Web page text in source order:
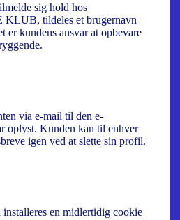
sig hold hos
tildeles et brugernavn
er kundens ansvar at opbevare
via e-mail til den e-
oplyst. Kunden kan til enhver
igen ved at slette sin profil.
en midlertidig cookie